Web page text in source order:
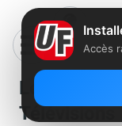
Les
Accès